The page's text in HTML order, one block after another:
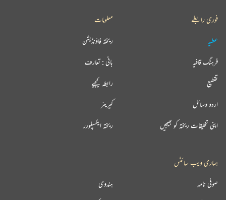
فوری رابطے
عطیہ
فرہنگ قافیہ
تقطیع
اردو وسائل
اپنی تخلیقات ریختہ کو بھیجیں
معلومات
ریختہ فاؤنڈیشن
بانی : تعارف
رابطہ کیجیے
کیریئر
ریختہ ایکسپلورر
ہماری ویب سائٹس
ہندوی صوفی نامہ